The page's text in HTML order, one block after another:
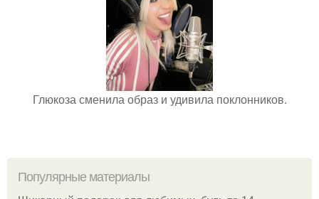
Глюкоза сменила образ и удивила поклонников.
Популярные материалы